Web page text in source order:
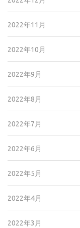
2022年11月
2022年10月
2022年9月
2022年8月
2022年7月
2022年6月
2022年5月
2022年4月
2022年3月